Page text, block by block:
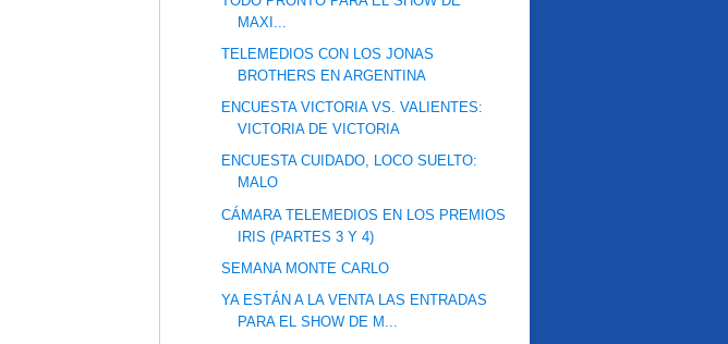
MAXI...
TELEMEDIOS CON LOS JONAS
BROTHERS EN ARGENTINA
ENCUESTA VICTORIA VS. VALIENTES:
VICTORIA DE VICTORIA
ENCUESTA CUIDADO, LOCO SUELTO:
MALO
CÁMARA TELEMEDIOS EN LOS PREMIOS
IRIS (PARTES 3 Y 4)
SEMANA MONTE CARLO
YA ESTÁN A LA VENTA LAS ENTRADAS
PARA EL SHOW DE M...